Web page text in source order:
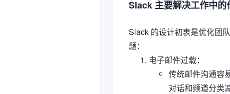
Slack 主要解决工作中的
Slack 的设计初衷是优化团
题：
电子邮件过载：
传统邮件沟通容
对话和频道分类